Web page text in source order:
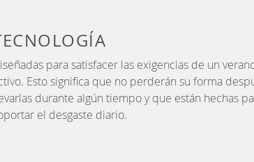
para satisfacer las exigencias de un
Esto significa que no perderán su forma
durante algún tiempo y que están hechas
el desgaste diario.